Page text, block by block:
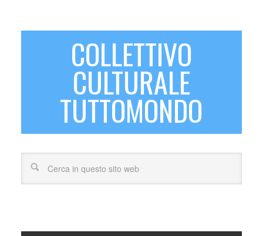
COLLETTIVO
CULTURALE
TUTTOMONDO